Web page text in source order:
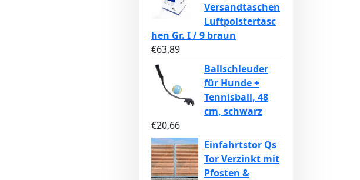
Versandtaschen
Luftpolstertasc
hen Gr. I / 9 braun
€63,89
Ballschleuder
für Hunde +
Tennisball, 48
cm, schwarz
€20,66
Einfahrtstor Qs
Tor Verzinkt mit
Pfosten &